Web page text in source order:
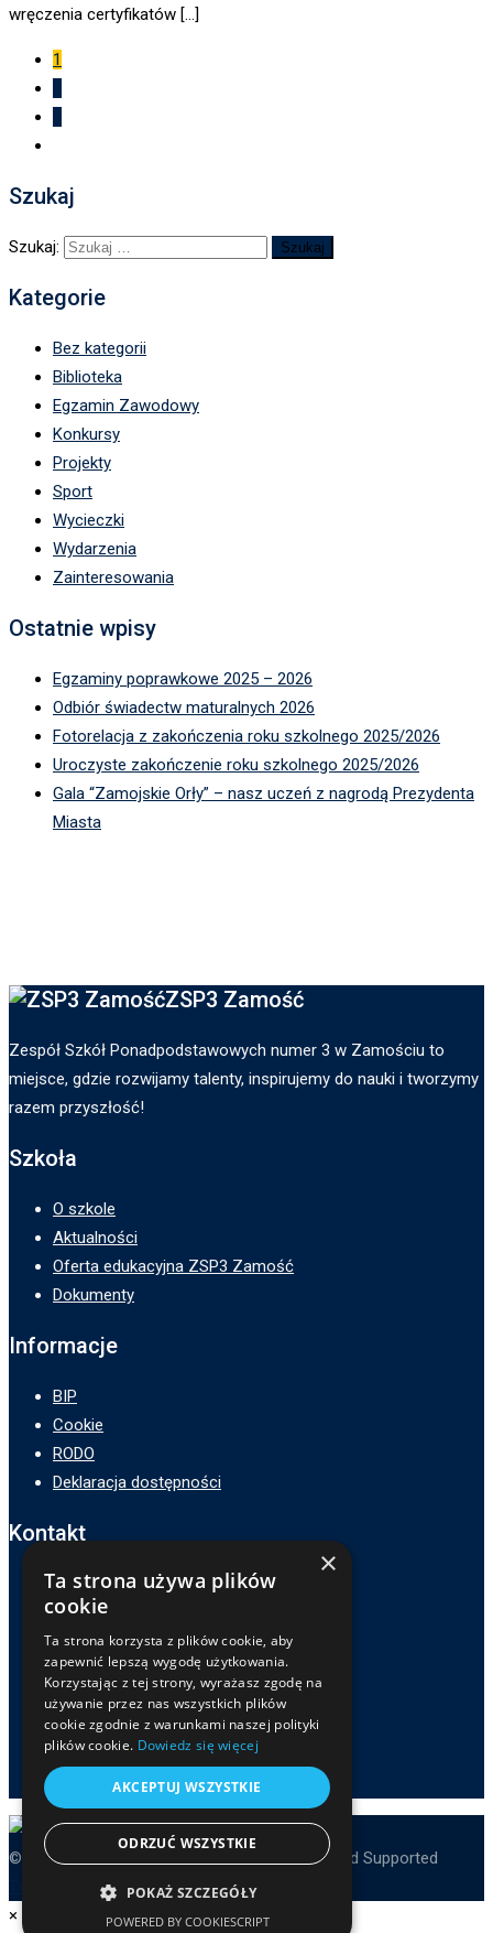
wręczenia certyfikatów […]
1
Szukaj
Szukaj:
Kategorie
Bez kategorii
Biblioteka
Egzamin Zawodowy
Konkursy
Projekty
Sport
Wycieczki
Wydarzenia
Zainteresowania
Ostatnie wpisy
Egzaminy poprawkowe 2025 – 2026
Odbiór świadectw maturalnych 2026
Fotorelacja z zakończenia roku szkolnego 2025/2026
Uroczyste zakończenie roku szkolnego 2025/2026
Gala “Zamojskie Orły” – nasz uczeń z nagrodą Prezydenta
Miasta
ZSP3 Zamość
Zespół Szkół Ponadpodstawowych numer 3 w Zamościu to
miejsce, gdzie rozwijamy talenty, inspirujemy do nauki i tworzymy
razem przyszłość!
Szkoła
O szkole
Aktualności
Oferta edukacyjna ZSP3 Zamość
Dokumenty
Informacje
BIP
Cookie
RODO
Deklaracja dostępności
Kontakt
Adres :
ZSP3 w Zamościu
ul. Hetmana Jana Zamoyskiego 62,
22-400 Zamość
Telefon :
84 639-81-32
E-mail :
sekretariat@zsp3zamosc.pl
© Copyright ZSP3 Zamość 2025. Developed and Supported
and ZSP3 Admins.
×
×
Ta strona używa plików
cookie
Ta strona korzysta z plików cookie, aby
zapewnić lepszą wygodę użytkowania.
Korzystając z tej strony, wyrażasz zgodę na
używanie przez nas wszystkich plików
cookie zgodnie z warunkami naszej polityki
plików cookie. Dowiedz się więcej
AKCEPTUJ WSZYSTKIE
ODRZUĆ WSZYSTKIE
POKAŻ SZCZEGÓŁY
POWERED BY COOKIESCRIPT